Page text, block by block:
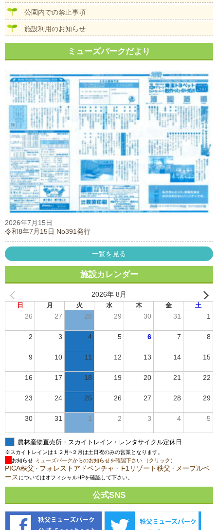
公園内での禁止事項
施設利用のお知らせ
ミューズパークだより
2026年7月15日
令和8年7月15日 No391発行
一覧を見る
施設カレンダー
2026年 8月
日 月 火 水 木 金 土
26 27 28 29 30 31 1
2 3 4 5 6 7 8
9 10 11 12 13 14 15
16 17 18 19 20 21 22
23 24 25 26 27 28 29
30 31 1 2 3 4 5
農林産物直売所・スカイトレイン・レンタサイクル定休日
※スカイトレインは１２月~２月は土日祝のみの営業となります。
お知らせ ミューズパークからのお知らせを確認下さい （クリック）
PICA秩父 ・ フォレストアドベンチャ ・ F1リゾート秩父 ・ メープルベ
ース についてはオフィシャルHPを確認して下さい。
公式SNS